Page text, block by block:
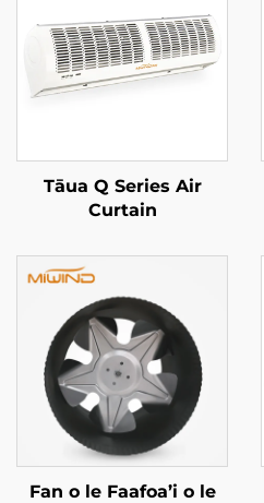
Tāua Q Series Air
Curtain
Fan o le Faafoa’i o le